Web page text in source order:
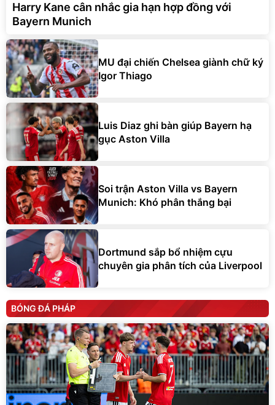
Harry Kane cân nhắc gia hạn hợp đồng với
Bayern Munich
MU đại chiến Chelsea giành chữ ký
Igor Thiago
Luis Diaz ghi bàn giúp Bayern hạ
gục Aston Villa
Soi trận Aston Villa vs Bayern
Munich: Khó phân thắng bại
Dortmund sắp bổ nhiệm cựu
chuyên gia phân tích của Liverpool
BÓNG ĐÁ PHÁP